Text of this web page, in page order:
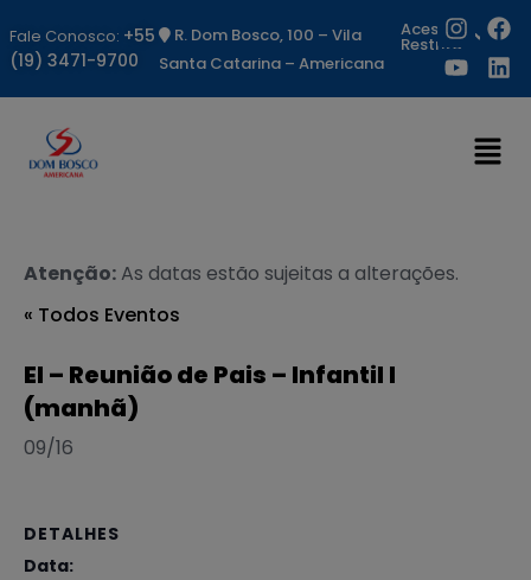
Fale Conosco: +55
(19) 3471-9700
R. Dom Bosco, 100 – Vila
Santa Catarina – Americana
Acesso
Restrito
Atenção:As datas estão sujeitas a alterações.
« Todos Eventos
EI – Reunião de Pais – Infantil I
(manhã)
09/16
DETALHES
Data: